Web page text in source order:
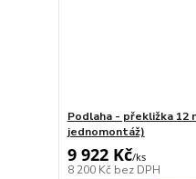
Podlaha - překližka 12
jednomontáž)
9 922 Kč/ks
8 200 Kč bez DPH